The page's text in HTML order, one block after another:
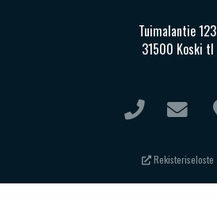
Tuimalantie 123
31500 Koski tl
Rekisteriseloste